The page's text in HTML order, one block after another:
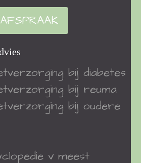
bij diabetes
bij reuma
bij oudere
v meest